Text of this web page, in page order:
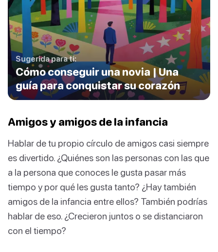
Sugerida para ti:
Cómo conseguir una novia | Una
guía para conquistar su corazón
Amigos y amigos de la infancia
Hablar de tu propio círculo de amigos casi siempre
es divertido. ¿Quiénes son las personas con las que
a la persona que conoces le gusta pasar más
tiempo y por qué les gusta tanto? ¿Hay también
amigos de la infancia entre ellos? También podrías
hablar de eso. ¿Crecieron juntos o se distanciaron
con el tiempo?